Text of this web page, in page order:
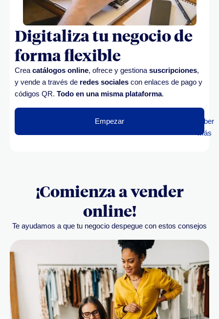
Digitaliza tu negocio de
forma flexible
Crea catálogos online, ofrece y gestiona suscripciones,
y vende a través de redes sociales con enlaces de pago y
códigos QR. Todo en una misma plataforma.
Empezar
Saber
más
¡Comienza a vender
online!
Te ayudamos a que tu negocio despegue con estos consejos